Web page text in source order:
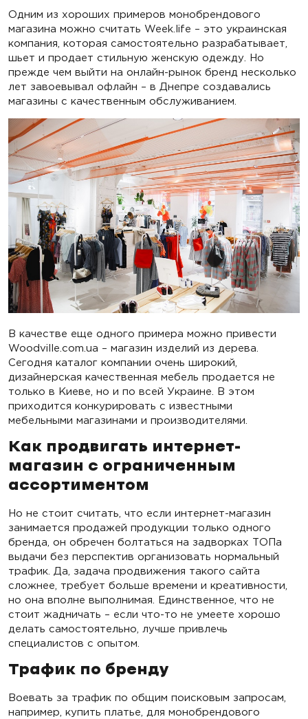
Одним из хороших примеров монобрендового
магазина можно считать Week.life – это украинская
компания, которая самостоятельно разрабатывает,
шьет и продает стильную женскую одежду. Но
прежде чем выйти на онлайн-рынок бренд несколько
лет завоевывал офлайн – в Днепре создавались
магазины с качественным обслуживанием.
В качестве еще одного примера можно привести
Woodville.com.ua – магазин изделий из дерева.
Сегодня каталог компании очень широкий,
дизайнерская качественная мебель продается не
только в Киеве, но и по всей Украине. В этом
приходится конкурировать с известными
мебельными магазинами и производителями.
Как продвигать интернет-
магазин с ограниченным
ассортиментом
Но не стоит считать, что если интернет-магазин
занимается продажей продукции только одного
бренда, он обречен болтаться на задворках ТОПа
выдачи без перспектив организовать нормальный
трафик. Да, задача продвижения такого сайта
сложнее, требует больше времени и креативности,
но она вполне выполнимая. Единственное, что не
стоит жадничать – если что-то не умеете хорошо
делать самостоятельно, лучше привлечь
специалистов с опытом.
Трафик по бренду
Воевать за трафик по общим поисковым запросам,
например, купить платье, для монобрендового